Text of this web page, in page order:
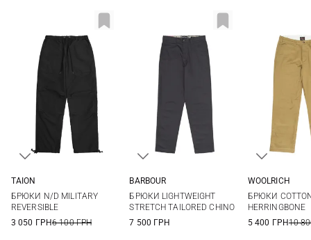
XL
XXL
TAION
БРЮКИ N/D MILITARY
REVERSIBLE
3 050 ГРН6 100 ГРН
38
40
BARBOUR
БРЮКИ LIGHTWEIGHT
STRETCH TAILORED CHINO
7 500 ГРН
WOOLRICH
БРЮКИ
HERRINGBONE
5 400 ГРН10